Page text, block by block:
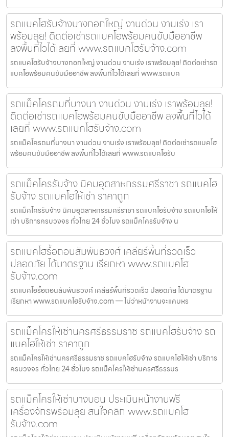
รถแบคโฮรับจ้างบางกอกใหญ่ งานด่วน งานเร่ง เรา
พร้อมลุย! ติดต่อเช่ารถแบคโฮพร้อมคนขับมืออาชีพ
ลงพื้นที่ไวได้เลยที่ www.รถแบคโฮรับจ้าง.com
รถแบคโฮรับจ้างบางกอกใหญ่ งานด่วน งานเร่ง เราพร้อมลุย! ติดต่อเช่ารถ
แบคโฮพร้อมคนขับมืออาชีพ ลงพื้นที่ไวได้เลยที่ www.รถแบค
รถแม็คโครถมที่บางนา งานด่วน งานเร่ง เราพร้อมลุย!
ติดต่อเช่ารถแบคโฮพร้อมคนขับมืออาชีพ ลงพื้นที่ไวได้
เลยที่ www.รถแบคโฮรับจ้าง.com
รถแม็คโครถมที่บางนา งานด่วน งานเร่ง เราพร้อมลุย! ติดต่อเช่ารถแบคโฮ
พร้อมคนขับมืออาชีพ ลงพื้นที่ไวได้เลยที่ www.รถแบคโฮรับ
รถแม็คโครรับจ้าง นิคมอุตสาหกรรมศรีราชา รถแบคโฮ
รับจ้าง รถแบคโฮให้เช่า ราคาถูก
รถแม็คโครรับจ้าง นิคมอุตสาหกรรมศรีราชา รถแบคโฮรับจ้าง รถแบคโฮให้
เช่า บริการครบวงจร ทั่วไทย 24 ชั่วโมง รถแม็คโครรับจ้าง น
รถแบคโฮรื้อถอนสัมพันธวงศ์ เคลียร์พื้นที่รวดเร็ว
ปลอดภัย ได้มาตรฐาน เรียกหา www.รถแบคโฮ
รับจ้าง.com
รถแบคโฮรื้อถอนสัมพันธวงศ์ เคลียร์พื้นที่รวดเร็ว ปลอดภัย ได้มาตรฐาน
เรียกหา www.รถแบคโฮรับจ้าง.com — ไม่ว่าหน้างานจะแคบหร
รถแม็คโครให้เช่านครศรีธรรมราช รถแบคโฮรับจ้าง รถ
แบคโฮให้เช่า ราคาถูก
รถแม็คโครให้เช่านครศรีธรรมราช รถแบคโฮรับจ้าง รถแบคโฮให้เช่า บริการ
ครบวงจร ทั่วไทย 24 ชั่วโมง รถแม็คโครให้เช่านครศรีธรรมร
รถแม็คโครให้เช่าบางบอน ประเมินหน้างานฟรี
เครื่องจักรพร้อมลุย สนใจคลิก www.รถแบคโฮ
รับจ้าง.com